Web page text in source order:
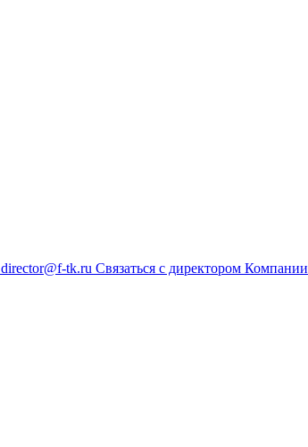
director@f-tk.ru Связаться с директором Компании